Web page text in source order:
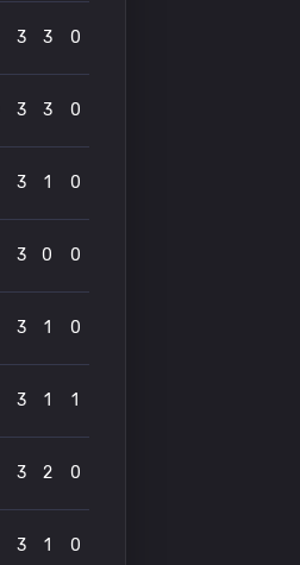
3 3 0
3 3 0
3 1 0
3 0 0
3 1 0
3 1 1
3 2 0
3 1 0